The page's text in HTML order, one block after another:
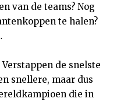
van de teams? Nog
te halen?
de snelste
snellere, maar dus
die in